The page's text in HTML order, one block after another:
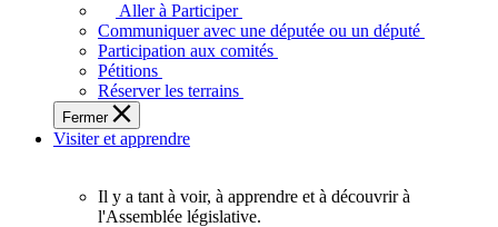
plein
potentiel,
l'Assemblée
a
besoin
de
Aller à Participer
Communiquer avec une députée ou un député
Participation aux comités
Pétitions
Réserver les terrains
Fermer
Visiter et apprendre
Il y a tant à voir, à apprendre et à découvrir à
l'Assemblée législative.